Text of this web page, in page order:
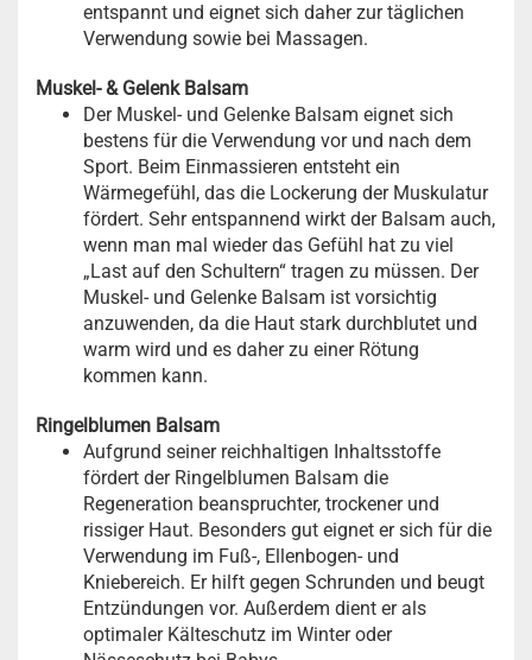
entspannt und eignet sich daher zur täglichen
Verwendung sowie bei Massagen.
Muskel- & Gelenk Balsam
Der Muskel- und Gelenke Balsam eignet sich
bestens für die Verwendung vor und nach dem
Sport. Beim Einmassieren entsteht ein
Wärmegefühl, das die Lockerung der Muskulatur
fördert. Sehr entspannend wirkt der Balsam auch,
wenn man mal wieder das Gefühl hat zu viel
„Last auf den Schultern“ tragen zu müssen. Der
Muskel- und Gelenke Balsam ist vorsichtig
anzuwenden, da die Haut stark durchblutet und
warm wird und es daher zu einer Rötung
kommen kann.
Ringelblumen Balsam
Aufgrund seiner reichhaltigen Inhaltsstoffe
fördert der Ringelblumen Balsam die
Regeneration beanspruchter, trockener und
rissiger Haut. Besonders gut eignet er sich für die
Verwendung im Fuß-, Ellenbogen- und
Kniebereich. Er hilft gegen Schrunden und beugt
Entzündungen vor. Außerdem dient er als
optimaler Kälteschutz im Winter oder